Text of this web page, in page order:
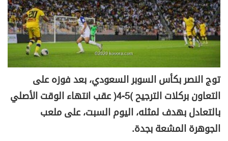
توج النصر بكأس السوبر السعودي، بعد فوزه على
التعاون بركلات الترجيح (5-4) عقب انتهاء الوقت الأصلي
بالتعادل بهدف لمثله، اليوم السبت، على ملعب
الجوهرة المشعة بجدة.